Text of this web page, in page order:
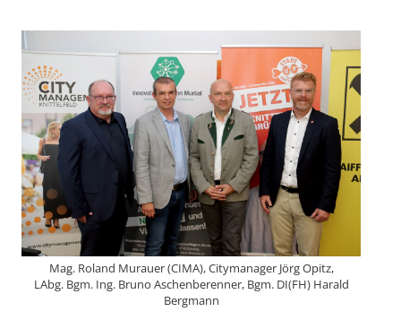
Mag. Roland Murauer (CIMA), Citymanager Jörg Opitz,
LAbg. Bgm. Ing. Bruno Aschenberenner, Bgm. DI(FH) Harald
Bergmann